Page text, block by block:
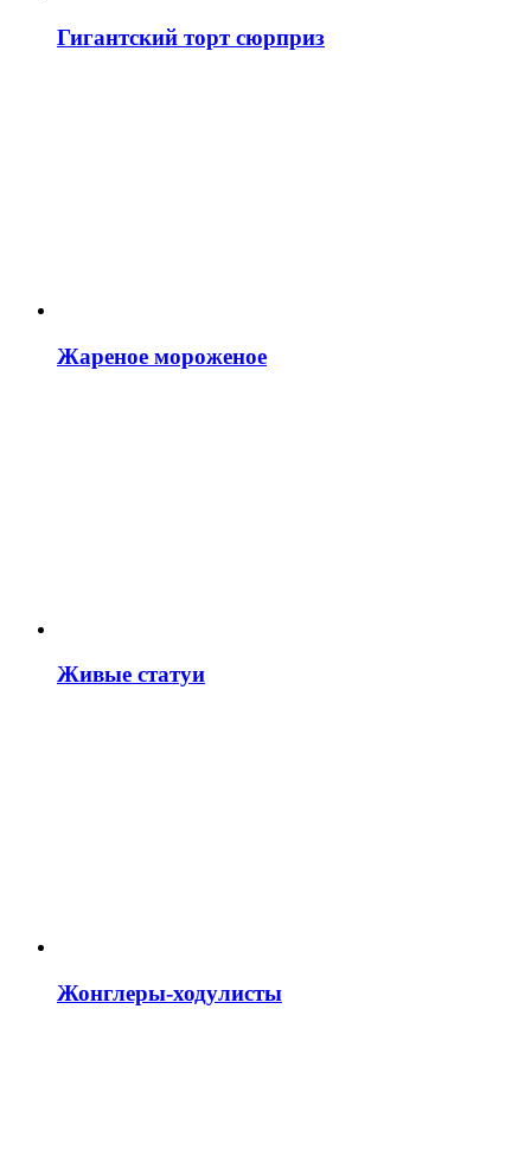
Гигантский торт сюрприз
Жареное мороженое
Живые статуи
Жонглеры-ходулисты